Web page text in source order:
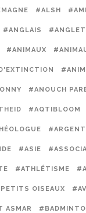
#ALSH
#ANGLAIS
#ANIMAUX
#ANOUCH
#AQTIBLOOM
#ARGENT
#ASIE
#ATHLÉTISME
OISEAUX
ASMAR